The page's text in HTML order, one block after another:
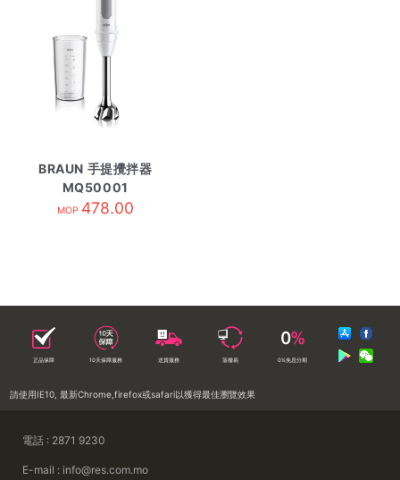
BRAUN 手提攪拌器
MQ50001
MOP 478.00
正品保障 10天保障服務 送貨服務 落樓易 0%免息分期
請使用IE10, 最新Chrome,firefox或safari以獲得最佳瀏覽效果
電話 : 2871 9230
E-mail : info@res.com.mo